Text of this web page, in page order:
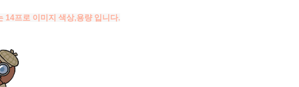
14프로 이미지 색상,용량 입니다.